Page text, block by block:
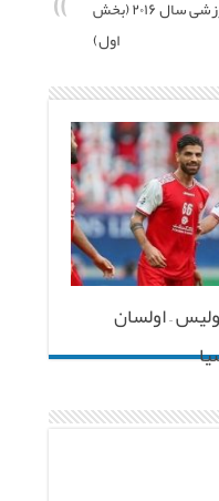
منتخب تصاویر ورزشی سال ۲۰۱۶ (بخش
اول)
– اولسان